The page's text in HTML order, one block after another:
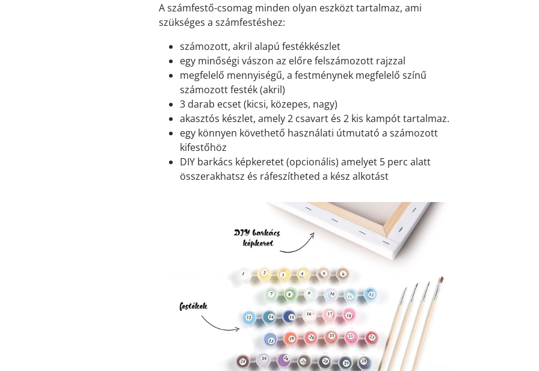
A számfestő-csomag minden olyan eszközt tartalmaz, ami
szükséges a számfestéshez:
számozott, akril alapú festékkészlet
egy minőségi vászon az előre felszámozott rajzzal
megfelelő mennyiségű, a festménynek megfelelő színű
számozott festék (akril)
3 darab ecset (kicsi, közepes, nagy)
akasztós készlet, amely 2 csavart és 2 kis kampót tartalmaz.
egy könnyen követhető használati útmutató a számozott
kifestőhöz
DIY barkács képkeretet (opcionális) amelyet 5 perc alatt
összerakhatsz és ráfeszítheted a kész alkotást